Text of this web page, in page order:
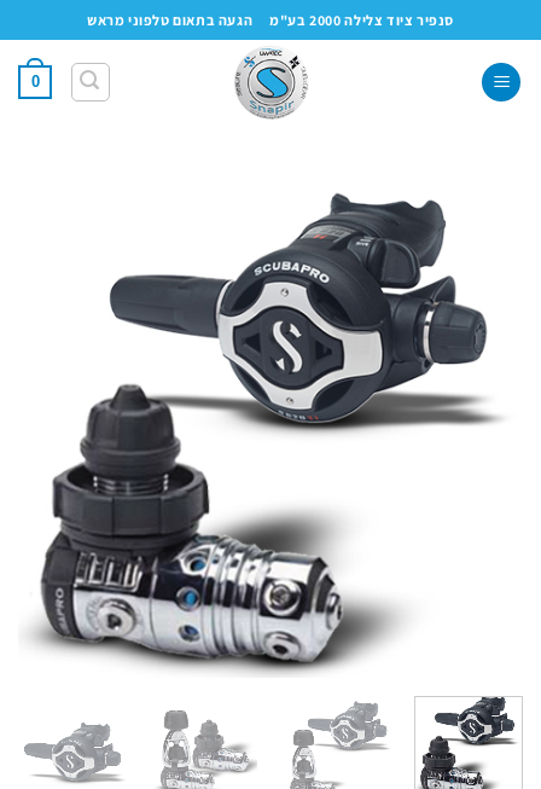
to
content
סנפיר ציוד צלילה 2000 בע"מ הגעה בתאום טלפוני מראש
0